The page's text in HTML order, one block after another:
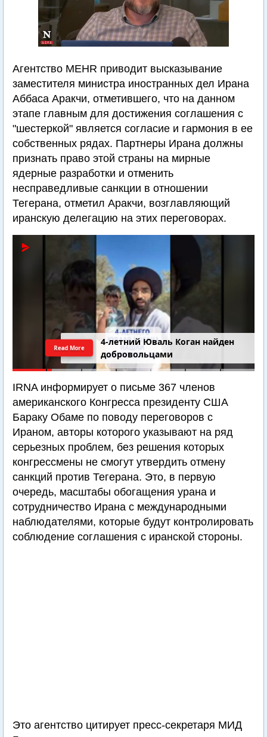
Агентство MEHR приводит высказывание
заместителя министра иностранных дел Ирана
Аббаса Аракчи, отметившего, что на данном
этапе главным для достижения соглашения с
"шестеркой" является согласие и гармония в ее
собственных рядах. Партнеры Ирана должны
признать право этой страны на мирные
ядерные разработки и отменить
несправедливые санкции в отношении
Тегерана, отметил Аракчи, возглавляющий
иранскую делегацию на этих переговорах.
4-летний Юваль Коган найден
добровольцами
Read More
IRNA информирует о письме 367 членов
американского Конгресса президенту США
Бараку Обаме по поводу переговоров с
Ираном, авторы которого указывают на ряд
серьезных проблем, без решения которых
конгрессмены не смогут утвердить отмену
санкций против Тегерана. Это, в первую
очередь, масштабы обогащения урана и
сотрудничество Ирана с международными
наблюдателями, которые будут контролировать
соблюдение соглашения с иранской стороны.
Это агентство цитирует пресс-секретаря МИД